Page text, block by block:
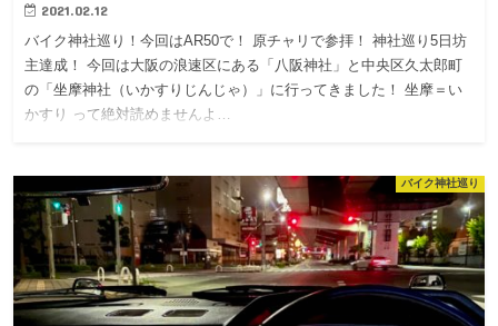
2021.02.12
バイク神社巡り！今回はAR50で！ 原チャリで参拝！ 神社巡り5日坊
主達成！ 今回は大阪の浪速区にある「八阪神社」と中央区久太郎町
の「坐摩神社（いかすりじんじゃ）」に行ってきました！ 坐摩＝い
かすり って絶対読めませんよ…
バイク神社巡り